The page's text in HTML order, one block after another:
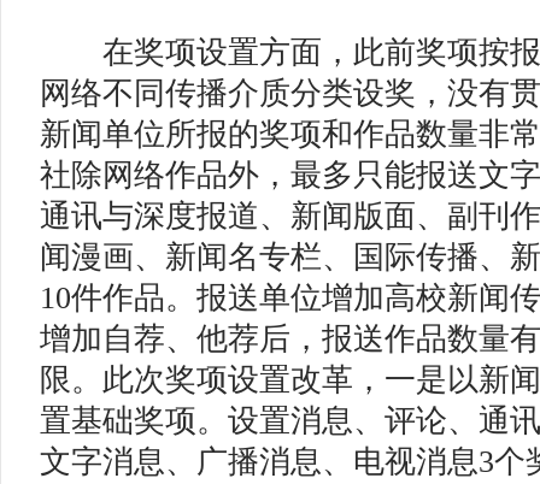
在奖项设置方面，此前奖项按报
网络不同传播介质分类设奖，没有
新闻单位所报的奖项和作品数量非
社除网络作品外，最多只能报送文
通讯与深度报道、新闻版面、副刊
闻漫画、新闻名专栏、国际传播、
10件作品。报送单位增加高校新闻
增加自荐、他荐后，报送作品数量
限。此次奖项设置改革，一是以新
置基础奖项。设置消息、评论、通
文字消息、广播消息、电视消息3个